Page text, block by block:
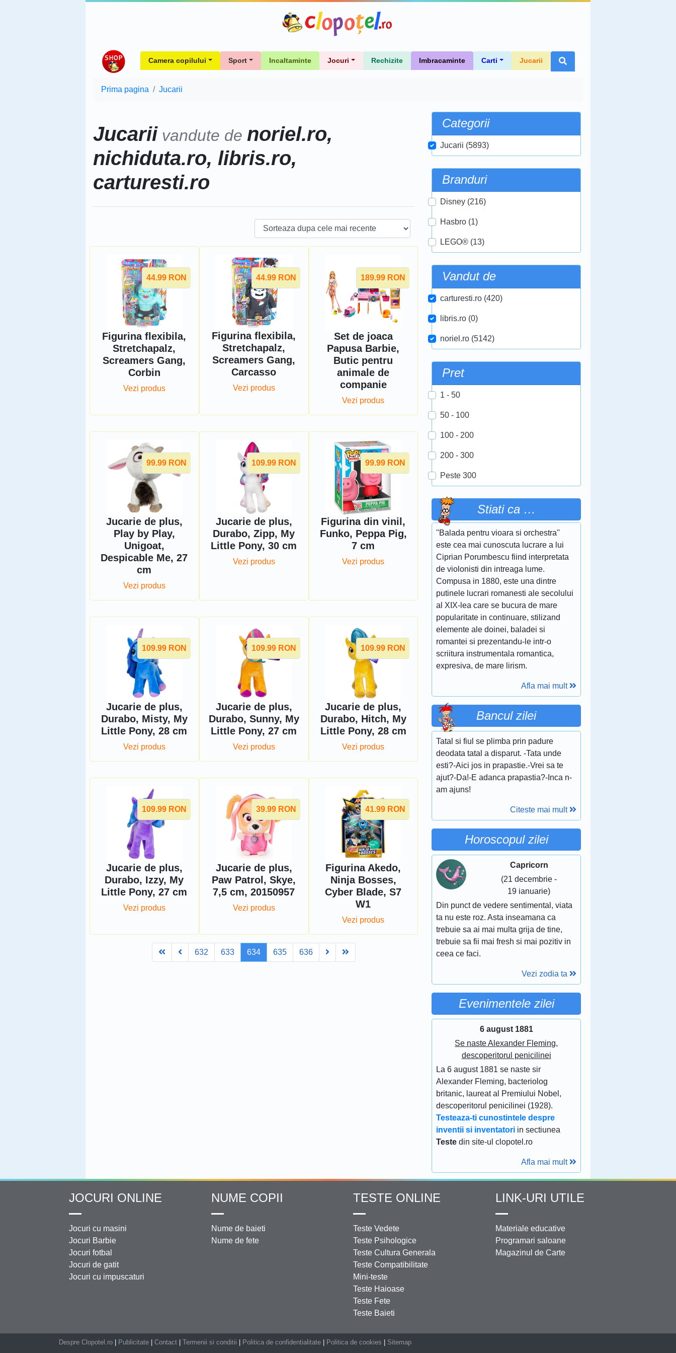
Camera copilului Sport Incaltaminte Jocuri Rechizite Imbracaminte Carti Jucarii
Prima pagina Jucarii
Jucarii vandute de noriel.ro,
nichiduta.ro, libris.ro,
carturesti.ro
44.99 RON
Figurina flexibila,
Stretchapalz,
Screamers Gang,
Corbin
Vezi produs
44.99 RON
Figurina flexibila,
Stretchapalz,
Screamers Gang,
Carcasso
Vezi produs
189.99 RON
Set de joaca
Papusa Barbie,
Butic pentru
animale de
companie
Vezi produs
99.99 RON
Jucarie de plus,
Play by Play,
Unigoat,
Despicable Me, 27
cm
Vezi produs
109.99 RON
Jucarie de plus,
Durabo, Zipp, My
Little Pony, 30 cm
Vezi produs
99.99 RON
Figurina din vinil,
Funko, Peppa Pig,
7 cm
Vezi produs
109.99 RON
Jucarie de plus,
Durabo, Misty, My
Little Pony, 28 cm
Vezi produs
109.99 RON
Jucarie de plus,
Durabo, Sunny, My
Little Pony, 27 cm
Vezi produs
109.99 RON
Jucarie de plus,
Durabo, Hitch, My
Little Pony, 28 cm
Vezi produs
109.99 RON
Jucarie de plus,
Durabo, Izzy, My
Little Pony, 27 cm
Vezi produs
39.99 RON
Jucarie de plus,
Paw Patrol, Skye,
7,5 cm, 20150957
Vezi produs
41.99 RON
Figurina Akedo,
Ninja Bosses,
Cyber Blade, S7
W1
Vezi produs
FirstPrev632 633 634 635 636 Next
Categorii
Jucarii (5893)
Branduri
Disney (216)
Hasbro (1)
LEGO® (13)
Vandut de
carturesti.ro (420)
libris.ro (0)
noriel.ro (5142)
Pret
1 - 50
50 - 100
100 - 200
200 - 300
Peste 300
Stiati ca …
''Balada pentru vioara si orchestra''
este cea mai cunoscuta lucrare a lui
Ciprian Porumbescu fiind interpretata
de violonisti din intreaga lume.
Compusa in 1880, este una dintre
putinele lucrari romanesti ale secolului
al XIX-lea care se bucura de mare
popularitate in continuare, stilizand
elemente ale doinei, baladei si
romantei si prezentandu-le intr-o
scriitura instrumentala romantica,
expresiva, de mare lirism.
Afla mai mult
Bancul zilei
Tatal si fiul se plimba prin padure
deodata tatal a disparut. -Tata unde
esti?-Aici jos in prapastie.-Vrei sa te
ajut?-Da!-E adanca prapastia?-Inca n-
am ajuns!
Citeste mai mult
Horoscopul zilei
Capricorn
(21 decembrie -
19 ianuarie)
Din punct de vedere sentimental, viata
ta nu este roz. Asta inseamana ca
trebuie sa ai mai multa grija de tine,
trebuie sa fii mai fresh si mai pozitiv in
ceea ce faci.
Vezi zodia ta
Evenimentele zilei
6 august 1881
Se naste Alexander Fleming,
descoperitorul penicilinei
La 6 august 1881 se naste sir
Alexander Fleming, bacteriolog
britanic, laureat al Premiului Nobel,
descoperitorul penicilinei (1928).
Testeaza-ti cunostintele despre
inventii si inventatori in sectiunea
Teste din site-ul clopotel.ro
Afla mai mult
JOCURI ONLINE
Jocuri cu masini
Jocuri Barbie
Jocuri fotbal
Jocuri de gatit
Jocuri cu impuscaturi
NUME COPII
Nume de baieti
Nume de fete
TESTE ONLINE
Teste Vedete
Teste Psihologice
Teste Cultura Generala
Teste Compatibilitate
Mini-teste
Teste Haioase
Teste Fete
Teste Baieti
LINK-URI UTILE
Materiale educative
Programari saloane
Magazinul de Carte
Despre Clopotel.ro Publicitate Contact Termenii si conditii Politica de confidentialitate Politica de cookies Sitemap